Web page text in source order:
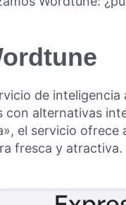
de
alternativas
el servicio
fresca y atractiva.